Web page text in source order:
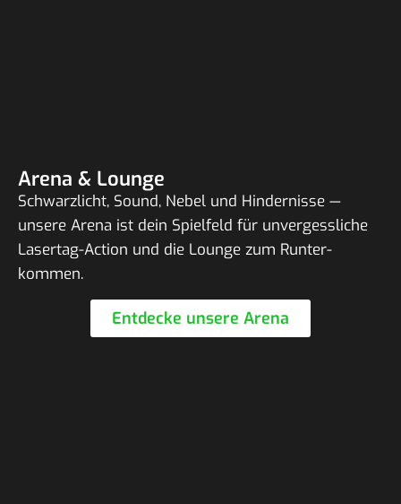
Arena & Lounge
Schwarz­licht, Sound, Nebel und Hinder­nisse —
unsere Arena ist dein Spiel­feld für unver­gess­liche
Lasertag-Action und die Lounge zum Runter­
kommen.
Entdecke unsere Arena